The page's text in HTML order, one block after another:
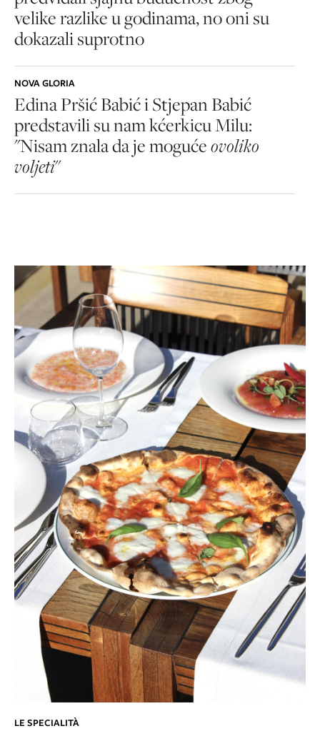
velike razlike u godinama, no oni su
dokazali suprotno
NOVA GLORIA
Edina Pršić Babić i Stjepan Babić
predstavili su nam kćerkicu Milu:
"Nisam znala da je mogućeovoliko
voljeti"
LE SPECIALITÀ